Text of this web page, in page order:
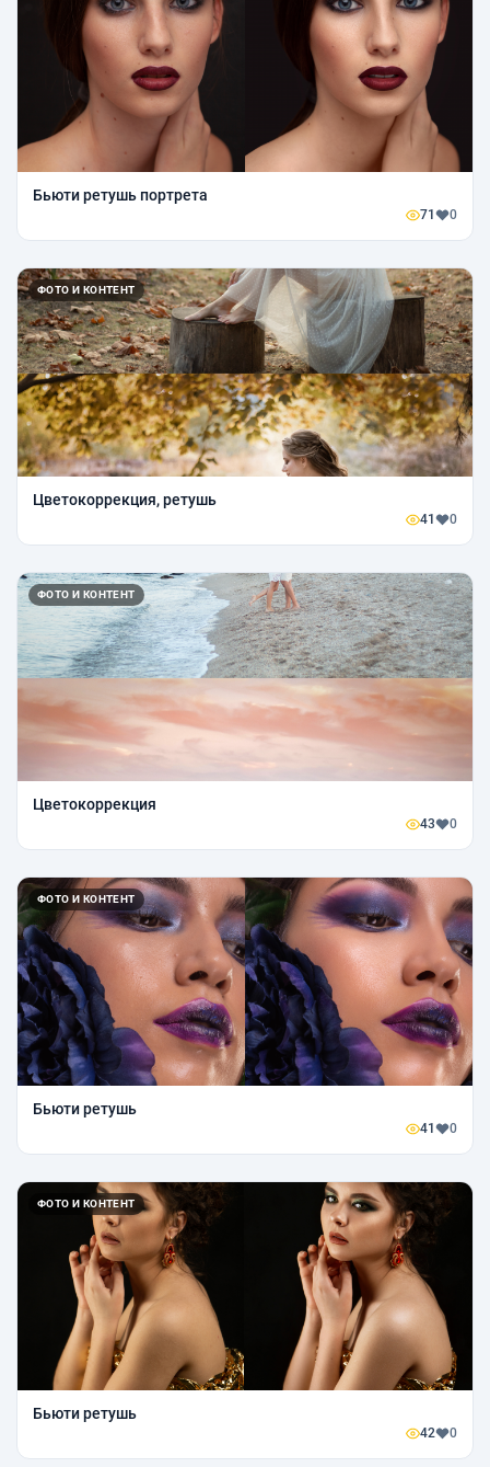
Бьюти ретушь портрета
71 0
ФОТО И КОНТЕНТ
Цветокоррекция, ретушь
41 0
ФОТО И КОНТЕНТ
Цветокоррекция
43 0
ФОТО И КОНТЕНТ
Бьюти ретушь
41 0
ФОТО И КОНТЕНТ
Бьюти ретушь
42 0